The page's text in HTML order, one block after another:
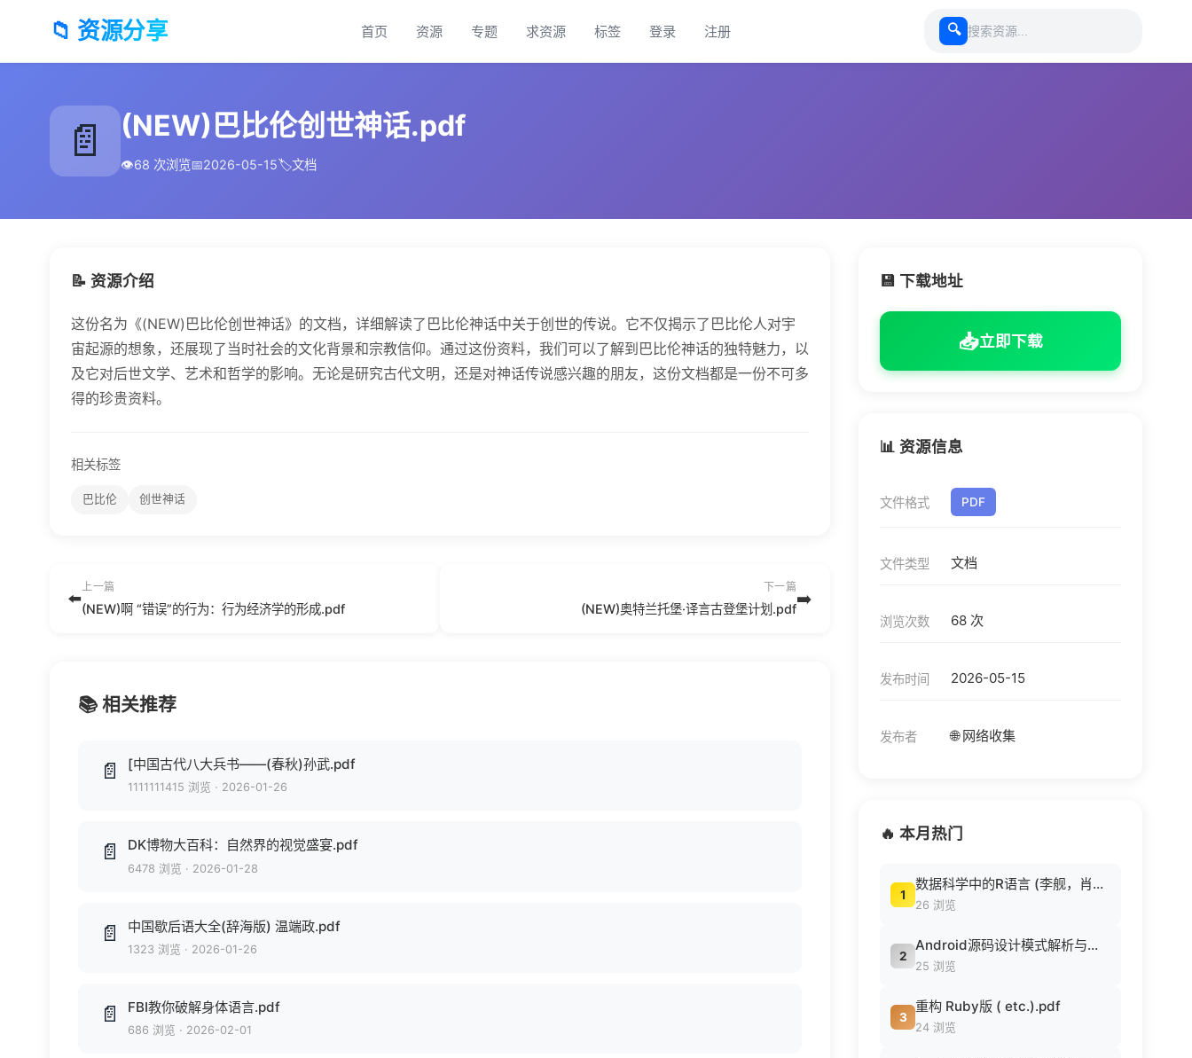
📁 资源分享 首页 资源 专题 求资源 标签 登录 注册 🔍
📄 (NEW)巴比伦创世神话.pdf
👁️68 次浏览📅2026-05-15🏷️文档
📝 资源介绍
这份名为《(NEW)巴比伦创世神话》的文档，详细解读了巴比伦神话中关于创世的传说。它不仅揭示了巴比伦人对宇
宙起源的想象，还展现了当时社会的文化背景和宗教信仰。通过这份资料，我们可以了解到巴比伦神话的独特魅力，以
及它对后世文学、艺术和哲学的影响。无论是研究古代文明，还是对神话传说感兴趣的朋友，这份文档都是一份不可多
得的珍贵资料。
相关标签
巴比伦 创世神话
⬅️
上一篇
(NEW)啊 “错误”的行为：行为经济学的形成.pdf
下一篇
(NEW)奥特兰托堡·译言古登堡计划.pdf➡️
📚 相关推荐
📄 [中国古代八大兵书——(春秋)孙武.pdf
1111111415 浏览 · 2026-01-26
📄 DK博物大百科：自然界的视觉盛宴.pdf
6478 浏览 · 2026-01-28
📄 中国歇后语大全(辞海版) 温端政.pdf
1323 浏览 · 2026-01-26
📄 FBI教你破解身体语言.pdf
686 浏览 · 2026-02-01
💾 下载地址
📥立即下载
📊 资源信息
文件格式 PDF
文件类型 文档
浏览次数 68 次
发布时间 2026-05-15
发布者 🌐 网络收集
🔥 本月热门
1
数据科学中的R语言 (李舰，肖凯著, 李舰，肖凯著；吴喜之审校, Pdg2Pic).pdf
26 浏览
2
Android源码设计模式解析与实战 (何红辉，关爱民著, 何红辉, 关爱民著, 何红辉, 关爱民).pdf
25 浏览
3
重构 Ruby版 ( etc.).pdf
24 浏览